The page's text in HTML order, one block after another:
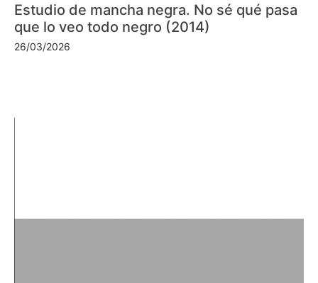
Estudio de mancha negra. No sé qué pasa
que lo veo todo negro (2014)
26/03/2026